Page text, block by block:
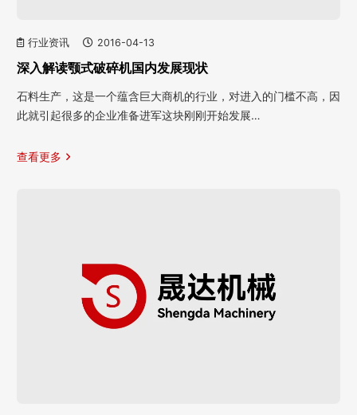
行业资讯 2016-04-13
深入解读颚式破碎机国内发展现状
石料生产，这是一个蕴含巨大商机的行业，对进入的门槛不高，因
此就引起很多的企业准备进军这块刚刚开始发展…
查看更多